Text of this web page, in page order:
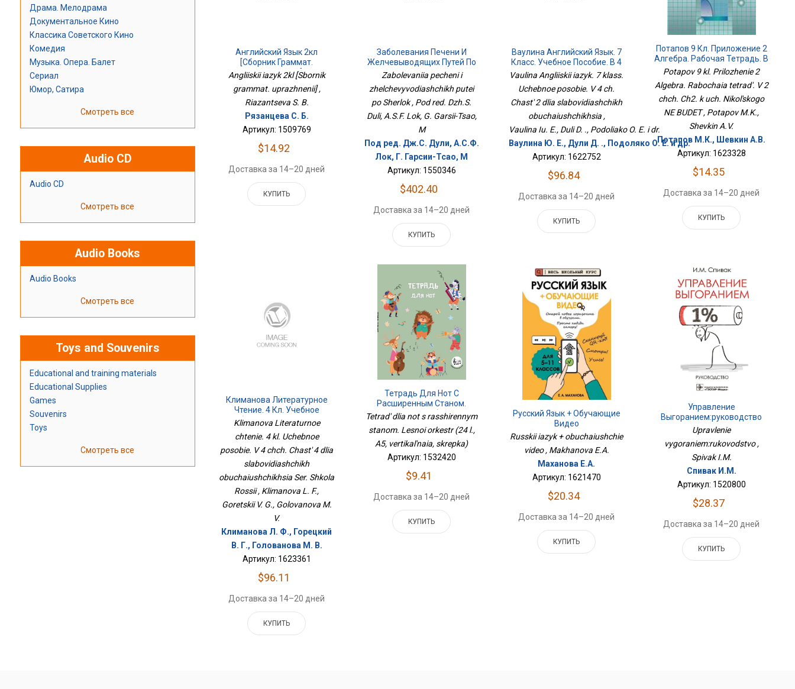
Драма. Мелодрама
Документальное Кино
Классика Советского Кино
Комедия
Музыка. Опера. Балет
Сериал
Юмор, Сатира
Смотреть все
Audio CD
Audio CD
Смотреть все
Audio Books
Audio Books
Смотреть все
Toys and Souvenirs
Educational and training materials
Educational Supplies
Games
Souvenirs
Toys
Смотреть все
Английский Язык 2кл
[Сборник Граммат.
Упражнений]
Angliiskii iazyk 2kl [Sbornik
grammat. uprazhnenii] ,
Riazantseva S. B.
Рязанцева С. Б.
Артикул: 1509769
$14.92
Доставка за 14–20 дней
КУПИТЬ
Заболевания Печени И
Желчевыводящих Путей По
Шерлок
Zabolevaniia pecheni i
zhelchevyvodiashchikh putei
po Sherlok , Pod red. Dzh.S.
Duli, A.S.F. Lok, G. Garsii-Tsao,
M
Под ред. Дж.С. Дули, А.С.Ф.
Лок, Г. Гарсии-Тсао, М
Артикул: 1550346
$402.40
Доставка за 14–20 дней
КУПИТЬ
Ваулина Английский Язык. 7
Класс. Учебное Пособие. В 4
Ч. Часть 2 Для
Слабовидящих
Обучающихся
Vaulina Angliiskii iazyk. 7 klass.
Uchebnoe posobie. V 4 ch.
Chast' 2 dlia slabovidiashchikh
obuchaiushchikhsia ,
Vaulina Iu. E., Duli D. ., Podoliako O. E. i dr.
Ваулина Ю. Е., Дули Д. ., Подоляко О. Е. и др.
Артикул: 1622752
$96.84
Доставка за 14–20 дней
КУПИТЬ
Потапов 9 Кл. Приложение 2
Алгебра. Рабочая Тетрадь. В
2 Чч. Ч2. К Уч. Никольского
Potapov 9 kl. Prilozhenie 2
Algebra. Rabochaia tetrad'. V 2
chch. Ch2. k uch. Nikol'skogo
NE BUDET , Potapov M.K.,
Shevkin A.V.
Потапов М.К., Шевкин А.В.
Артикул: 1623328
$14.35
Доставка за 14–20 дней
КУПИТЬ
Климанова Литературное
Чтение. 4 Кл. Учебное
Пособие. В 4 Чч. Часть 4 Для
Обучающихся Сер. Школа
России
Klimanova Literaturnoe
chtenie. 4 kl. Uchebnoe
posobie. V 4 chch. Chast' 4 dlia
slabovidiashchikh
obuchaiushchikhsia Ser. Shkola
Rossii , Klimanova L. F.,
Goretskii V. G., Golovanova M.
V.
Климанова Л. Ф., Горецкий
В. Г., Голованова М. В.
Артикул: 1623361
$96.11
Доставка за 14–20 дней
КУПИТЬ
Тетрадь Для Нот С
Расширенным Станом.
Лесной Оркестр (24 Л., А5,
Вертикальная, Скрепка)
Tetrad' dlia not s rasshirennym
stanom. Lesnoi orkestr (24 l.,
A5, vertikal'naia, skrepka)
Артикул: 1532420
$9.41
Доставка за 14–20 дней
КУПИТЬ
Русский Язык + Обучающие
Видео
Russkii iazyk + obuchaiushchie
video , Makhanova E.A.
Маханова Е.А.
Артикул: 1621470
$20.34
Доставка за 14–20 дней
КУПИТЬ
Управление
Выгоранием:руководство
Upravlenie
vygoraniem:rukovodstvo ,
Spivak I.M.
Спивак И.М.
Артикул: 1520800
$28.37
Доставка за 14–20 дней
КУПИТЬ